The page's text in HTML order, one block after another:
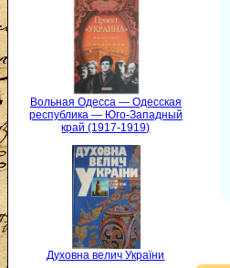
Вольная Одесса — Одесская
республика — Юго-Западный
край (1917-1919)
Духовна велич України